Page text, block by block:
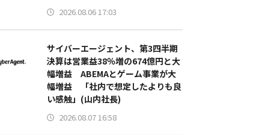
2026.08.06 17:03
サイバーエージェント、第3四半期
決算は営業益38％増の674億円と大
幅増益 ABEMAとゲーム事業が大
幅増益 「社内で想定したよりも良
い感触」(山内社長)
2026.08.07 16:58